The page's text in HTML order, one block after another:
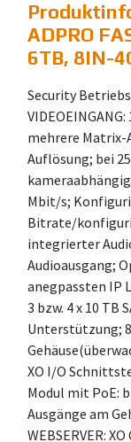
ADPRO
6TB, 8IN-
Security
VIDEOEINGANG:
mehrere Matrix-
Auflösung; bei
Mbit/s;
Bitrate/
integrierter
Audioausgang;
anegpassten IP
3 bzw. 4 x 10 TB
Unterstützung;
XO I/O
Modul mit PoE:
Ausgänge am
WEBSERVER: